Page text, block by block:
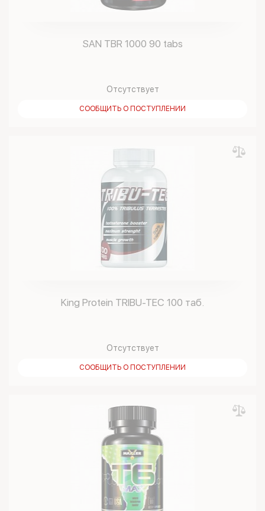
SAN TBR 1000 90 tabs
Отсутствует
СООБЩИТЬ О ПОСТУПЛЕНИИ
King Protein TRIBU-TEC 100 таб.
Отсутствует
СООБЩИТЬ О ПОСТУПЛЕНИИ